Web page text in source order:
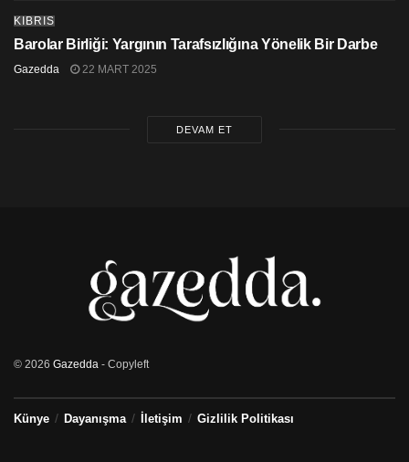
KIBRIS
Barolar Birliği: Yargının Tarafsızlığına Yönelik Bir Darbe
Gazedda 22 MART 2025
DEVAM ET
© 2026 Gazedda - Copyleft
Künye Dayanışma İletişim Gizlilik Politikası